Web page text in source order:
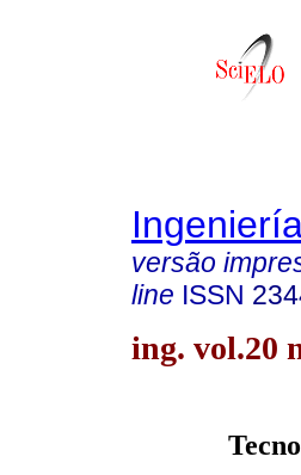
versão
line ISSN
ing. vol.20